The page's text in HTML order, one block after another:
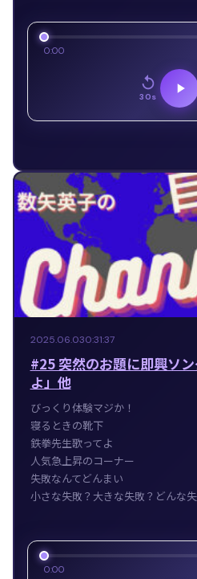
0:00
30s
2025.06.030:31:37
#25 突然のお題に即興ソ
よ」他
びっくり体験マジか！
寝るときの靴下
鉄拳先生歌ってよ
人気急上昇のコーナー
失敗なんてどんまい
小さな失敗？大きな失敗？どんな
0:00